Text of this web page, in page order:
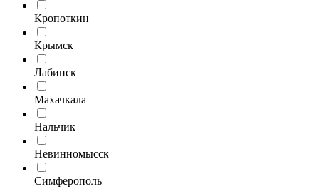
Кропоткин
Крымск
Лабинск
Махачкала
Нальчик
Невинномысск
Симферополь